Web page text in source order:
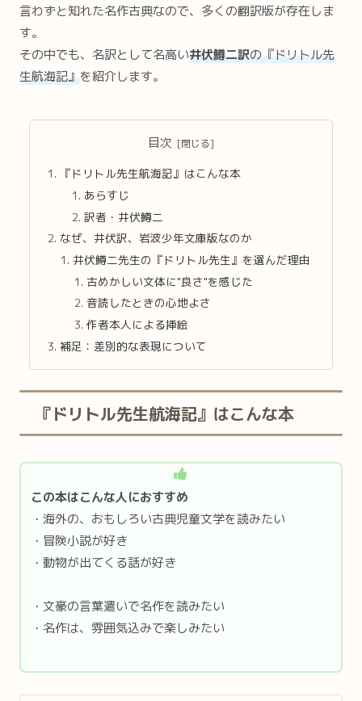
言わずと知れた名作古典なので、多くの翻訳版が存在しま
す。
その中でも、名訳として名高い井伏鱒二訳の『ドリトル先
生航海記』を紹介します。
目次
『ドリトル先生航海記』はこんな本
あらすじ
訳者・井伏鱒二
なぜ、井伏訳、岩波少年文庫版なのか
井伏鱒二先生の『ドリトル先生』を選んだ理由
古めかしい文体に"良さ"を感じた
音読したときの心地よさ
作者本人による挿絵
補足：差別的な表現について
『ドリトル先生航海記』はこんな本
この本はこんな人におすすめ
・海外の、おもしろい古典児童文学を読みたい
・冒険小説が好き
・動物が出てくる話が好き
・文豪の言葉遣いで名作を読みたい
・名作は、雰囲気込みで楽しみたい